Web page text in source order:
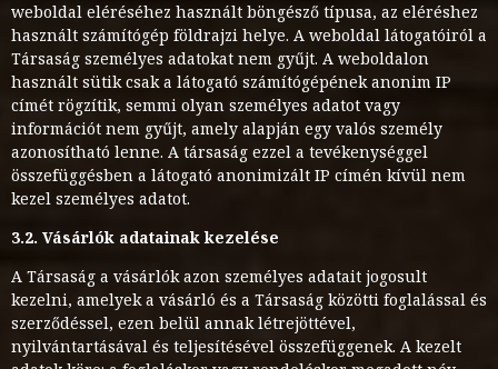
weboldal eléréséhez használt böngésző típusa, az eléréshez
használt számítógép földrajzi helye. A weboldal látogatóiról a
Társaság személyes adatokat nem gyűjt. A weboldalon
használt sütik csak a látogató számítógépének anonim IP
címét rögzítik, semmi olyan személyes adatot vagy
információt nem gyűjt, amely alapján egy valós személy
azonosítható lenne. A társaság ezzel a tevékenységgel
összefüggésben a látogató anonimizált IP címén kívül nem
kezel személyes adatot.
3.2. Vásárlók adatainak kezelése
A Társaság a vásárlók azon személyes adatait jogosult
kezelni, amelyek a vásárló és a Társaság közötti foglalással és
szerződéssel, ezen belül annak létrejöttével,
nyilvántartásával és teljesítésével összefüggenek. A kezelt